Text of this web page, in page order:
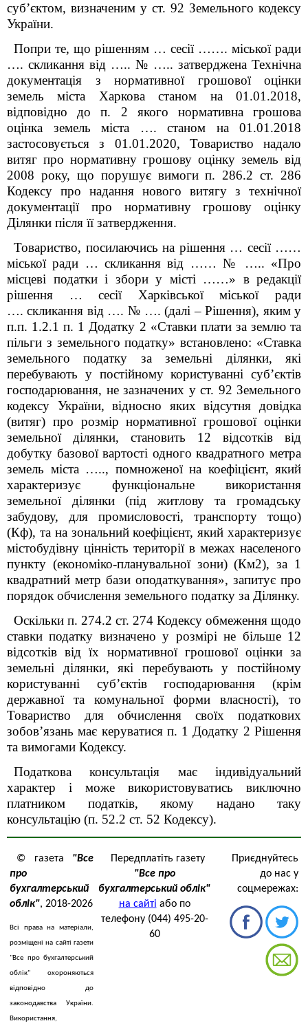
суб’єктом, визначеним у ст. 92 Земельного кодексу
України.
Попри те, що рішенням … сесії ……. міської ради
…. скликання від ….. № ….. затверджена Технічна
документація з нормативної грошової оцінки
земель міста Харкова станом на 01.01.2018,
відповідно до п. 2 якого нормативна грошова
оцінка земель міста …. станом на 01.01.2018
застосовується з 01.01.2020, Товариство надало
витяг про нормативну грошову оцінку земель від
2008 року, що порушує вимоги п. 286.2 ст. 286
Кодексу про надання нового витягу з технічної
документації про нормативну грошову оцінку
Ділянки після її затвердження.
Товариство, посилаючись на рішення … сесії ……
міської ради … скликання від …… № ….. «Про
місцеві податки і збори у місті ……» в редакції
рішення … сесії Харківської міської ради
…. скликання від …. № …. (далі – Рішення), яким у
п.п. 1.2.1 п. 1 Додатку 2 «Ставки плати за землю та
пільги з земельного податку» встановлено: «Ставка
земельного податку за земельні ділянки, які
перебувають у постійному користуванні суб’єктів
господарювання, не зазначених у ст. 92 Земельного
кодексу України, відносно яких відсутня довідка
(витяг) про розмір нормативної грошової оцінки
земельної ділянки, становить 12 відсотків від
добутку базової вартості одного квадратного метра
земель міста ….., помноженої на коефіцієнт, який
характеризує функціональне використання
земельної ділянки (під житлову та громадську
забудову, для промисловості, транспорту тощо)
(Кф), та на зональний коефіцієнт, який характеризує
містобудівну цінність території в межах населеного
пункту (економіко-планувальної зони) (Км2), за 1
квадратний метр бази оподаткування», запитує про
порядок обчислення земельного податку за Ділянку.
Оскільки п. 274.2 ст. 274 Кодексу обмеження щодо
ставки податку визначено у розмірі не більше 12
відсотків від їх нормативної грошової оцінки за
земельні ділянки, які перебувають у постійному
користуванні суб’єктів господарювання (крім
державної та комунальної форми власності), то
Товариство для обчислення своїх податкових
зобов’язань має керуватися п. 1 Додатку 2 Рішення
та вимогами Кодексу.
Податкова консультація має індивідуальний
характер і може використовуватись виключно
платником податків, якому надано таку
консультацію (п. 52.2 ст. 52 Кодексу).
© газета "Все
про
бухгалтерський
облік", 2018-2026
Всі права на матеріали,
розміщені на сайті газети
"Все про бухгалтерський
облік" охороняються
відповідно до
законодавства України.
Використання,
Передплатіть газету
"Все про
бухгалтерський облік"
на сайті або по
телефону (044) 495-20-
60
Приєднуйтесь
до нас у
соцмережах: